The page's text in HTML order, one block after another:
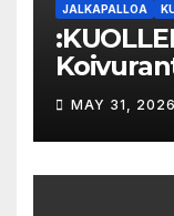
JALKAPALLOA
MAY 31, 2026